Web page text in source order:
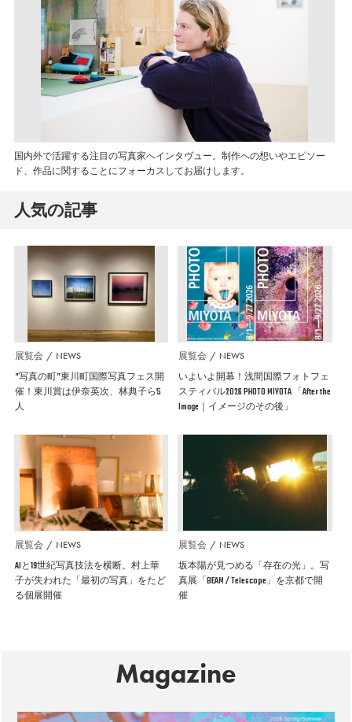
国内外で活躍する注目の写真家へインタヴュー。制作への想いやエピソー
ド、作品に関することにフォーカスしてお届けします。
人気の記事
展覧会 NEWS
”写真の町”東川町国際写真フェス開
催！東川賞は伊奈英次、林典子ら5
人
展覧会 NEWS
いよいよ開幕！浅間国際フォトフェ
スティバル2026 PHOTO MIYOTA 「After the
Image｜イメージのその後」
展覧会 NEWS
AIと19世紀写真技法を横断。村上華
子が失われた「最初の写真」をたど
る個展開催
展覧会 NEWS
坂本陽が見つめる「存在の光」。写
真展「BEAM / Telescope」を京都で開
催
Magazine